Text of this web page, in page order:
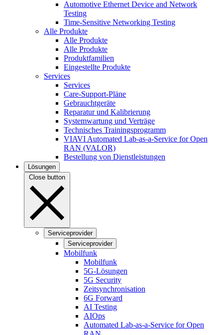
Automotive Ethernet Device and Network
Testing
Time-Sensitive Networking Testing
Alle Produkte
Alle Produkte
Alle Produkte
Produktfamilien
Eingestellte Produkte
Services
Services
Care-Support-Pläne
Gebrauchtgeräte
Reparatur und Kalibrierung
Systemwartung und Verträge
Technisches Trainingsprogramm
VIAVI Automated Lab-as-a-Service for Open
RAN (VALOR)
Bestellung von Dienstleistungen
Lösungen
Close button
Serviceprovider
Serviceprovider
Mobilfunk
Mobilfunk
5G-Lösungen
5G Security
Zeitsynchronisation
6G Forward
AI Testing
AIOps
Automated Lab-as-a-Service for Open